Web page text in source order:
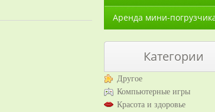
Аренда мини-
Категории
Другое
Компьютерные игры
Красота и здоровье